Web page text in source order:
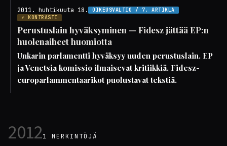
2011. huhtikuuta 18.
OIKEUSVALTIO / 7. ARTIKLA
⚡ KONTRASTI
Perustuslain hyväksyminen — Fidesz jättää EP:n
huolenaiheet huomiotta
Unkarin parlamentti hyväksyy uuden perustuslain. EP
ja Venetsia komissio ilmaisevat kritiikkiä. Fidesz-
europarlammentaarikot puolustavat tekstiä.
20121 MERKINTÖJÄ